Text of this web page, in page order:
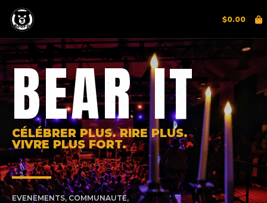
$0.00
BEAR IT
CÉLÉBRER PLUS. RIRE PLUS.
VIVRE PLUS FORT.
EVENEMENTS, COMMUNAUTÉ,